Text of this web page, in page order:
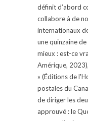
définit d’abord
collabore à de
internationaux
une quinzaine
mieux : est-ce
Amérique,
» (Éditions de
postales du
de diriger les
approuvé : le